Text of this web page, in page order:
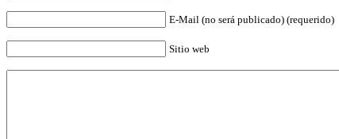
E-Mail (no será publicado) (requerido)
Sitio web